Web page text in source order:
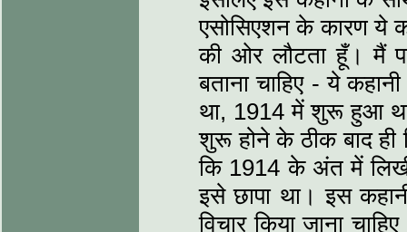
एसोसिएशन के कारण ये
की ओर लौटता हूँ। मैं
बताना चाहिए - ये
था, 1914 में शुरू हुआ
शुरू होने के ठीक बाद ही
कि 1914 के अंत में लिखी
इसे छापा था। इस
विचार किया जाना